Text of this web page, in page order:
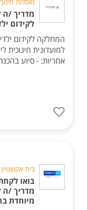
מדריך /ה
לקידום
המחלקה לקידום
למועדונית חינוכית
אחריות: - סיוע
בית אקשטיין
בואו
מדריך /ה
מיוחדת